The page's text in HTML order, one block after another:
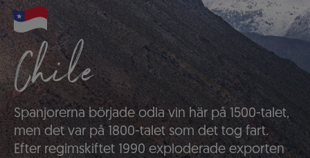
Chile
Spanjorerna började odla vin här på 1500-talet,
men det var på 1800-talet som det tog fart.
Efter regimskiftet 1990 exploderade exporten